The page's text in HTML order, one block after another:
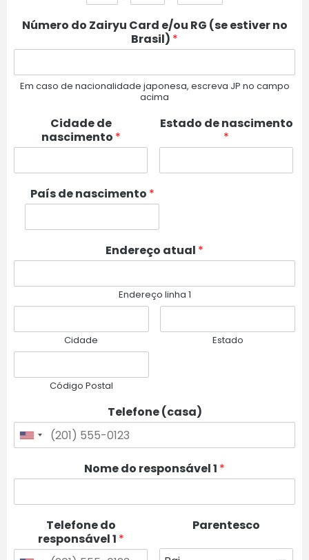
Número do Zairyu Card e/ou RG (se estiver no
Brasil) *
Em caso de nacionalidade japonesa, escreva JP no campo
acima
Cidade de
nascimento *
Estado de nascimento
*
País de nascimento *
Endereço atual *
Endereço linha 1
Cidade Estado
Código Postal
Telefone (casa)
Nome do responsável 1 *
Telefone do
responsável 1 *
Parentesco